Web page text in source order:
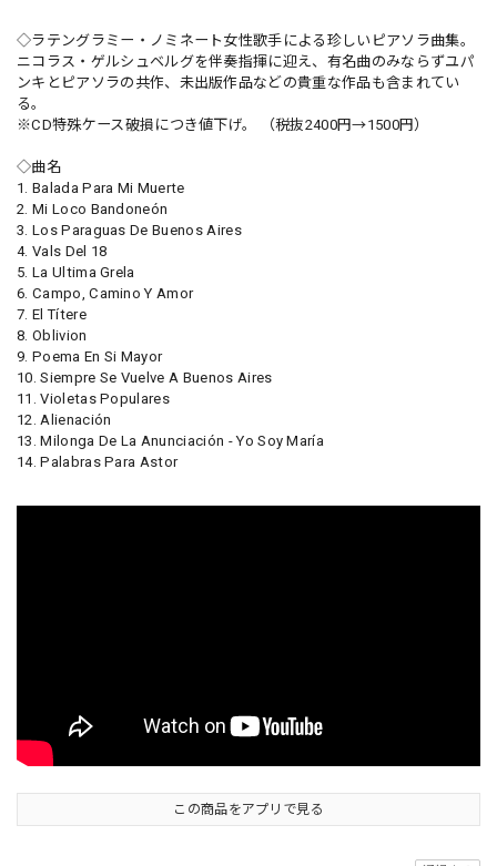
◇ラテングラミー・ノミネート女性歌手による珍しいピアソラ曲集。
ニコラス・ゲルシュベルグを伴奏指揮に迎え、有名曲のみならずユパ
ンキとピアソラの共作、未出版作品などの貴重な作品も含まれてい
る。
※CD特殊ケース破損につき値下げ。 （税抜2400円→1500円）
◇曲名
1. Balada Para Mi Muerte
2. Mi Loco Bandoneón
3. Los Paraguas De Buenos Aires
4. Vals Del 18
5. La Ultima Grela
6. Campo, Camino Y Amor
7. El Títere
8. Oblivion
9. Poema En Si Mayor
10. Siempre Se Vuelve A Buenos Aires
11. Violetas Populares
12. Alienación
13. Milonga De La Anunciación - Yo Soy María
14. Palabras Para Astor
この商品をアプリで見る